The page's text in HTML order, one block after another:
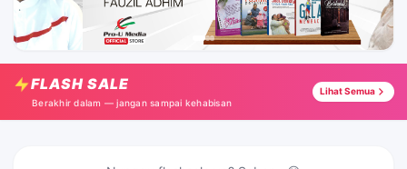
Kisah Seru dalam Juz Amma Tap →
Bukan Mantra Bukan Sihir Tap →
FLASH SALE
Berakhir dalam — jangan sampai kehabisan
Lihat Semua